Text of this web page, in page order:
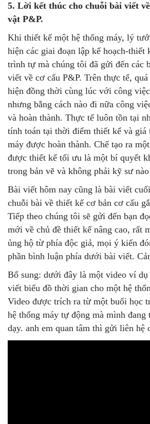
5. Lời kết thúc cho chuỗi bài viết
vật P&P.
Khi thiết kế một hệ thống máy, lý
hiện các giai đoạn lập kế hoạch-thiết
trình tự mà chúng tôi đã gửi đến các
viết về cơ cấu P&P. Trên thực tế,
hiện đồng thời cùng lúc với công
nhưng bằng cách nào đi nữa công
và hoàn thành. Thực tế luôn tồn tại
tính toán tại thời điểm thiết kế và
máy được hoàn thành. Chế tạo ra
được thiết kế tối ưu là một bí quyết
trong bản vẽ và không phải kỹ sư
Bài viết hôm nay cũng là bài viết
chuỗi bài về thiết kế cơ bản cơ cấu
Tiếp theo chúng tôi sẽ gửi đến bạn
mới về chủ đề thiết kế nâng cao, rất
ủng hộ từ phía độc giả, mọi ý kiến
phần bình luận phía dưới bài viết.
Bổ sung: dưới đây là một video ví dụ
viết biểu đồ thời gian cho một hệ
Video được trích ra từ một buổi học
hệ thống máy tự động mà mình đang
dạy. anh em quan tâm thì gửi liên hệ